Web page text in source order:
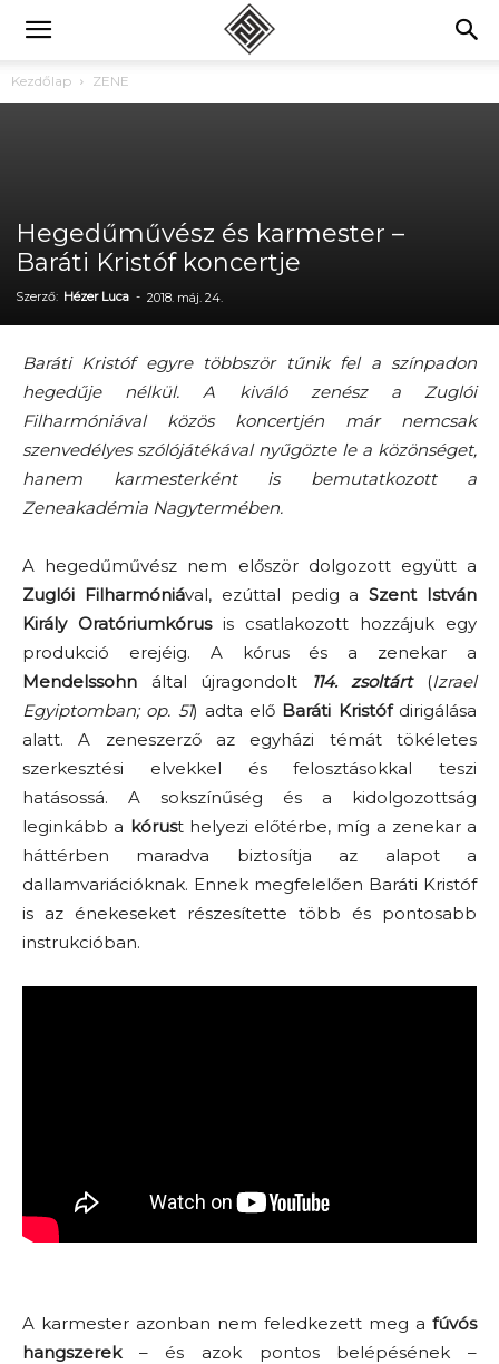
Kezdőlap ZENE
Hegedűművész és karmester –
Baráti Kristóf koncertje
Szerző: Hézer Luca - 2018. máj. 24.
Baráti Kristóf egyre többször tűnik fel a színpadon
hegedűje nélkül. A kiváló zenész a Zuglói
Filharmóniával közös koncertjén már nemcsak
szenvedélyes szólójátékával nyűgözte le a közönséget,
hanem karmesterként is bemutatkozott a
Zeneakadémia Nagytermében.
A hegedűművész nem először dolgozott együtt a
Zuglói Filharmóniával, ezúttal pedig aSzent István
Király Oratóriumkórusis csatlakozott hozzájuk egy
produkció erejéig. A kórus és a zenekar a
Mendelssohn által újragondolt 114. zsoltárt(Izrael
Egyiptomban; op. 51) adta elő Baráti Kristófdirigálása
alatt. A zeneszerző az egyházi témát tökéletes
szerkesztési elvekkel és felosztásokkal teszi
hatásossá. A sokszínűség és a kidolgozottság
leginkább a kórust helyezi előtérbe, míg a zenekar a
háttérben maradva biztosítja az alapot a
dallamvariációknak. Ennek megfelelően Baráti Kristóf
is az énekeseket részesítette több és pontosabb
instrukcióban.
A karmester azonban nem feledkezett meg a fúvós
hangszerek– és azok pontos belépésének –